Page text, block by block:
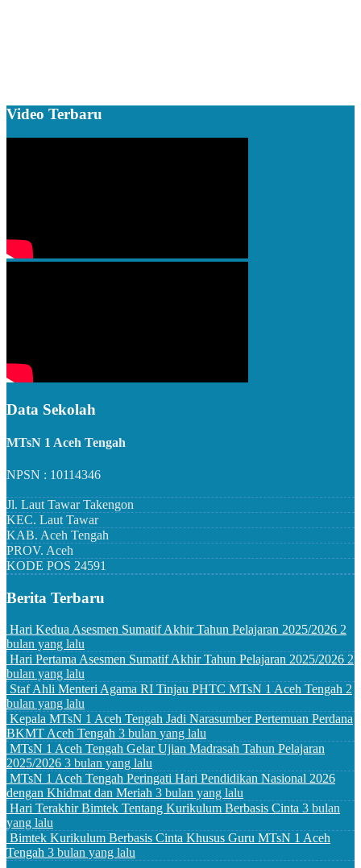
Video Terbaru
Data Sekolah
MTsN 1 Aceh Tengah
NPSN : 10114346
Jl. Laut Tawar Takengon
KEC. Laut Tawar
KAB. Aceh Tengah
PROV. Aceh
KODE POS 24591
Berita Terbaru
Hari Kedua Asesmen Sumatif Akhir Tahun Pelajaran 2025/2026 2
bulan yang lalu
Hari Pertama Asesmen Sumatif Akhir Tahun Pelajaran 2025/2026 2
bulan yang lalu
Staf Ahli Menteri Agama RI Tinjau PHTC MTsN 1 Aceh Tengah 2
bulan yang lalu
Kepala MTsN 1 Aceh Tengah Jadi Narasumber Pertemuan Perdana
BKMT Aceh Tengah 3 bulan yang lalu
MTsN 1 Aceh Tengah Gelar Ujian Madrasah Tahun Pelajaran
2025/2026 3 bulan yang lalu
MTsN 1 Aceh Tengah Peringati Hari Pendidikan Nasional 2026
dengan Khidmat dan Meriah 3 bulan yang lalu
Hari Terakhir Bimtek Tentang Kurikulum Berbasis Cinta 3 bulan
yang lalu
Bimtek Kurikulum Berbasis Cinta Khusus Guru MTsN 1 Aceh
Tengah 3 bulan yang lalu